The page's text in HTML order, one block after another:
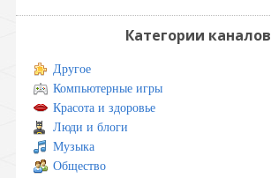
Категории каналов
Другое
Компьютерные игры
Красота и здоровье
Люди и блоги
Музыка
Общество